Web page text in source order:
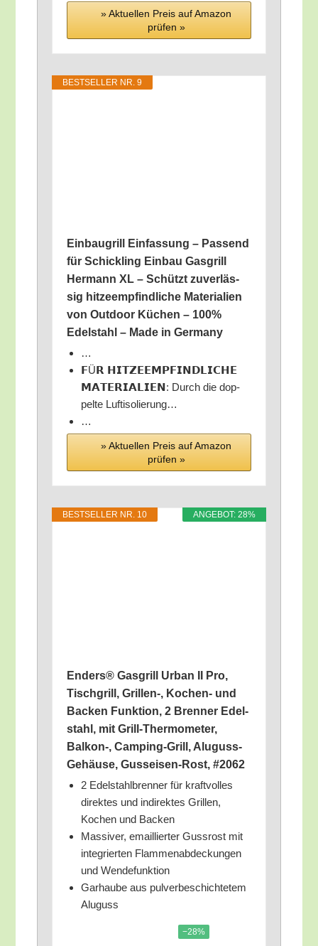
» Aktu­el­len Preis auf Ama­zon
prü­fen »
BEST­SEL­LER NR. 9
Ein­bau­grill Ein­fas­sung – Pas­send
für Schick­ling Ein­bau Gas­grill
Her­mann XL – Schützt zuver­läs­
sig hit­ze­emp­find­li­che Mate­ria­li­en
von Out­door Küchen – 100%
Edel­stahl – Made in Germany
…
𝗙Ü𝗥 𝗛𝗜𝗧𝗭𝗘𝗘𝗠𝗣𝗙𝗜𝗡𝗗𝗟𝗜𝗖𝗛𝗘
𝗠𝗔𝗧𝗘𝗥𝗜𝗔𝗟𝗜𝗘𝗡: Durch die dop­
pel­te Luftisolierung…
…
» Aktu­el­len Preis auf Ama­zon
prü­fen »
ANGE­BOT: 28%
BEST­SEL­LER NR. 10
Enders® Gas­grill Urban II Pro,
Tisch­grill, Grillen‑, Kochen- und
Backen Funk­ti­on, 2 Bren­ner Edel­
stahl, mit Grill-Ther­mo­me­ter,
Balkon‑, Cam­ping-Grill, Alu­guss-
Gehäu­se, Guss­ei­sen-Rost, #2062
2 Edel­stahl­bren­ner für kraft­vol­les
direk­tes und indi­rek­tes Gril­len,
Kochen und Backen
Mas­si­ver, email­lier­ter Guss­rost mit
inte­grier­ten Flam­men­ab­de­ckun­gen
und Wendefunktion
Gar­hau­be aus pul­ver­be­schich­te­tem
Aluguss
−28%